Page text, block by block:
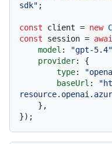
sdk" ;
const client = new
const session =
model : "gpt-5.4"
provider: {
type:
baseUrl :